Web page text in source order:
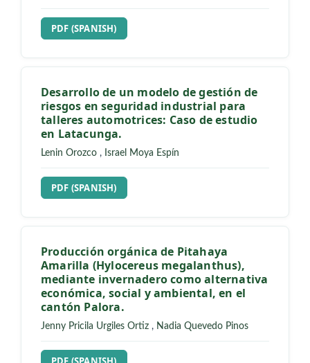
REQUIRES SUBSCRIPTION
PDF (SPANISH)
Desarrollo de un modelo de gestión de
riesgos en seguridad industrial para
talleres automotrices: Caso de estudio
en Latacunga.
Lenin Orozco , Israel Moya Espín
REQUIRES SUBSCRIPTION
PDF (SPANISH)
Producción orgánica de Pitahaya
Amarilla (Hylocereus megalanthus),
mediante invernadero como alternativa
económica, social y ambiental, en el
cantón Palora.
Jenny Pricila Urgiles Ortiz , Nadia Quevedo Pinos
REQUIRES SUBSCRIPTION